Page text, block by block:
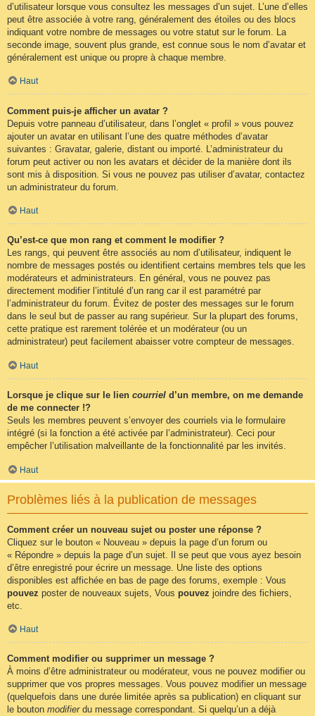
d’utilisateur lorsque vous consultez les messages d’un sujet. L’une d’elles
peut être associée à votre rang, généralement des étoiles ou des blocs
indiquant votre nombre de messages ou votre statut sur le forum. La
seconde image, souvent plus grande, est connue sous le nom d’avatar et
généralement est unique ou propre à chaque membre.
Haut
Comment puis-je afficher un avatar ?
Depuis votre panneau d’utilisateur, dans l’onglet « profil » vous pouvez
ajouter un avatar en utilisant l’une des quatre méthodes d’avatar
suivantes : Gravatar, galerie, distant ou importé. L’administrateur du
forum peut activer ou non les avatars et décider de la manière dont ils
sont mis à disposition. Si vous ne pouvez pas utiliser d’avatar, contactez
un administrateur du forum.
Haut
Qu’est-ce que mon rang et comment le modifier ?
Les rangs, qui peuvent être associés au nom d’utilisateur, indiquent le
nombre de messages postés ou identifient certains membres tels que les
modérateurs et administrateurs. En général, vous ne pouvez pas
directement modifier l’intitulé d’un rang car il est paramétré par
l’administrateur du forum. Évitez de poster des messages sur le forum
dans le seul but de passer au rang supérieur. Sur la plupart des forums,
cette pratique est rarement tolérée et un modérateur (ou un
administrateur) peut facilement abaisser votre compteur de messages.
Haut
Lorsque je clique sur le lien courriel d’un membre, on me demande
de me connecter !?
Seuls les membres peuvent s’envoyer des courriels via le formulaire
intégré (si la fonction a été activée par l’administrateur). Ceci pour
empêcher l’utilisation malveillante de la fonctionnalité par les invités.
Haut
Problèmes liés à la publication de messages
Comment créer un nouveau sujet ou poster une réponse ?
Cliquez sur le bouton « Nouveau » depuis la page d’un forum ou
« Répondre » depuis la page d’un sujet. Il se peut que vous ayez besoin
d’être enregistré pour écrire un message. Une liste des options
disponibles est affichée en bas de page des forums, exemple : Vous
pouvez poster de nouveaux sujets, Vous pouvez joindre des fichiers,
etc.
Haut
Comment modifier ou supprimer un message ?
À moins d’être administrateur ou modérateur, vous ne pouvez modifier ou
supprimer que vos propres messages. Vous pouvez modifier un message
(quelquefois dans une durée limitée après sa publication) en cliquant sur
le bouton modifierdu message correspondant. Si quelqu’un a déjà